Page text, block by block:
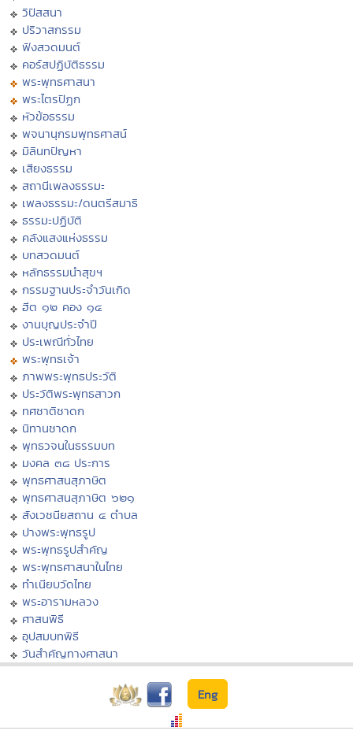
วิปัสสนา
ปริวาสกรรม
ฟังสวดมนต์
คอร์สปฏิบัติธรรม
พระพุทธศาสนา
พระไตรปิฏก
หัวข้อธรรม
พจนานุกรมพุทธศาสน์
มิลินทปัญหา
เสียงธรรม
สถานีเพลงธรรมะ
เพลงธรรมะ/ดนตรีสมาธิ
ธรรมะปฏิบัติ
คลังแสงแห่งธรรม
บทสวดมนต์
หลักธรรมนำสุขฯ
กรรมฐานประจำวันเกิด
ฮีต ๑๒ คอง ๑๔
งานบุญประจำปี
ประเพณีทั่วไทย
พระพุทธเจ้า
ภาพพระพุทธประวัติ
ประวัติพระพุทธสาวก
ทศชาติชาดก
นิทานชาดก
พุทธวจนในธรรมบท
มงคล ๓๘ ประการ
พุทธศาสนสุภาษิต
พุทธศาสนสุภาษิต ๖๒๑
สังเวชนียสถาน ๔ ตำบล
ปางพระพุทธรูป
พระพุทธรูปสำคัญ
พระพุทธศาสนาในไทย
ทำเนียบวัดไทย
พระอารามหลวง
ศาสนพิธี
อุปสมบทพิธี
วันสำคัญทางศาสนา
Eng